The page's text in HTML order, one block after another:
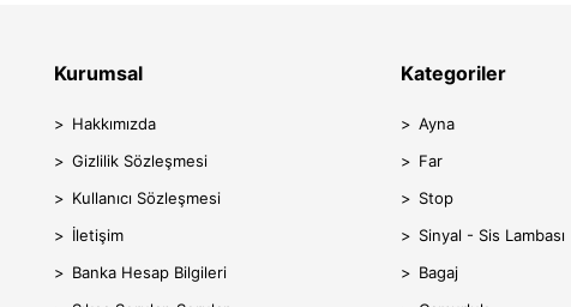
Kurumsal
Hakkımızda
Gizlilik Sözleşmesi
Kullanıcı Sözleşmesi
İletişim
Banka Hesap Bilgileri
Kategoriler
Ayna
Far
Stop
Sinyal - Sis Lambası
Bagaj